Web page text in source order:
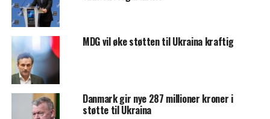
MDG vil øke støtten til Ukraina kraftig
Danmark gir nye 287 millioner kroner i
støtte til Ukraina